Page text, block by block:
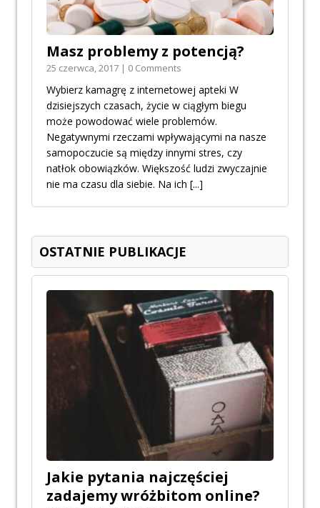
Masz problemy z potencją?
25 czerwca, 2017 | 0 Comments
Wybierz kamagrę z internetowej apteki W
dzisiejszych czasach, życie w ciągłym biegu
może powodować wiele problemów.
Negatywnymi rzeczami wpływającymi na nasze
samopoczucie są między innymi stres, czy
natłok obowiązków. Większość ludzi zwyczajnie
nie ma czasu dla siebie. Na ich [...]
OSTATNIE PUBLIKACJE
Jakie pytania najczęściej
zadajemy wróżbitom online?